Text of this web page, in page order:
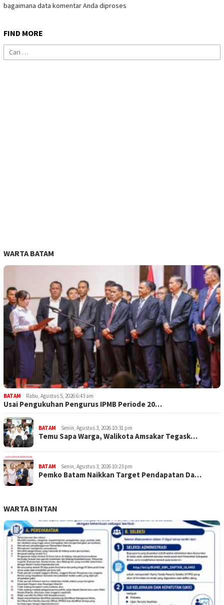
bagaimana data komentar Anda diproses
FIND MORE
Cari
untuk:
WARTA BATAM
BATAM Rabu, Agustus 5, 2026 6:43 am
Usai Pengukuhan Pengurus IPMB Periode 20…
BATAM Senin, Agustus 3, 2026 10:31 pm
Temu Sapa Warga, Walikota Amsakar Tegask…
BATAM Senin, Agustus 3, 2026 10:23 pm
Pemko Batam Naikkan Target Pendapatan Da…
WARTA BINTAN